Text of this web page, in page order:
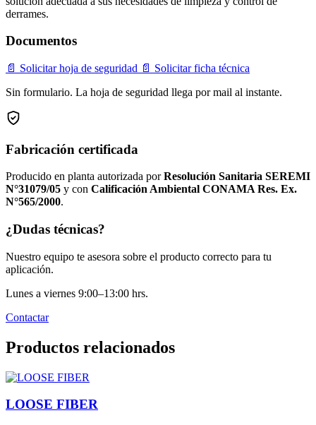
derrames.
Documentos
📄 Solicitar hoja de seguridad 📄 Solicitar ficha técnica
Sin formulario. La hoja de seguridad llega por mail al instante.
Fabricación certificada
Producido en planta autorizada porResolución Sanitaria SEREMI
N°31079/05 y con Calificación Ambiental CONAMA Res. Ex.
N°565/2000.
¿Dudas técnicas?
Nuestro equipo te asesora sobre el producto correcto para tu
aplicación.
Lunes a viernes 9:00–13:00 hrs.
Contactar
Productos relacionados
LOOSE FIBER